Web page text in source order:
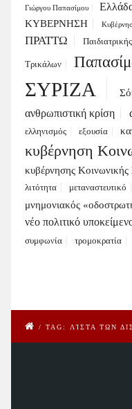
Γιώργου Παπασίμου
ΚΥΒΕΡΝΗΣΗ
ΠΡΑΤΤΩ
Τρικάλων
ΣΥΡΙΖΑ
ανθρωπιστική κρίση
ελληνισμός
εξουσία
κυβέρνηση
κυβέρνησης Κοινωνικής
λιτότητα μεταναστευτικό
μνημονιακός
νέο πολιτικό
συμφωνία
τρομοκρατία
/ TAG: ΛΊΣΤΑ ΤΩΝ